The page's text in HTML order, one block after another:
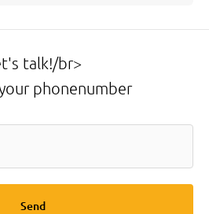
talk!/br>
phonenumber
Send